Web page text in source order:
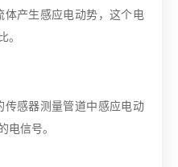
产生感应电动势，这个电
感器测量管道中感应电动
信号。